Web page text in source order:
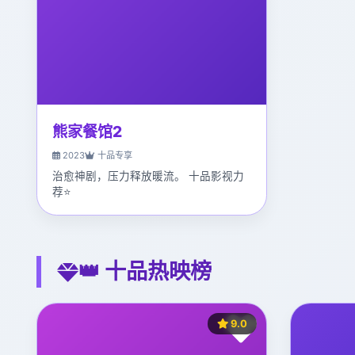
熊家餐馆2
2023 十品专享
治愈神剧，压力释放暖流。 十品影视力
荐⭐
👑 十品热映榜
9.0